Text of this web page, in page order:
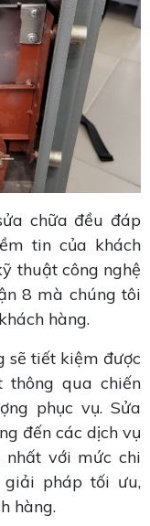
chữa đều đáp
tin của khách
thuật công nghệ
8 mà chúng tôi
hàng.
sẽ tiết kiệm được
qua chiến
phục vụ. Sửa
đến các dịch vụ
với mức chi
giải pháp tối ưu,
hàng.